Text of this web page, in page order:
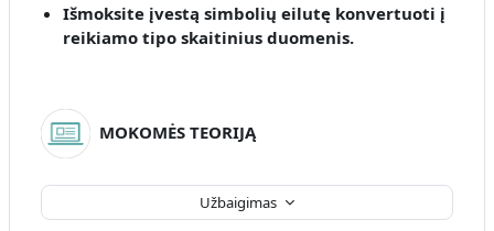
Išmoksite įvestą simbolių eilutę konvertuoti į
reikiamo tipo skaitinius duomenis.
Užbaigimas
MOKOMĖS TEORIJĄ